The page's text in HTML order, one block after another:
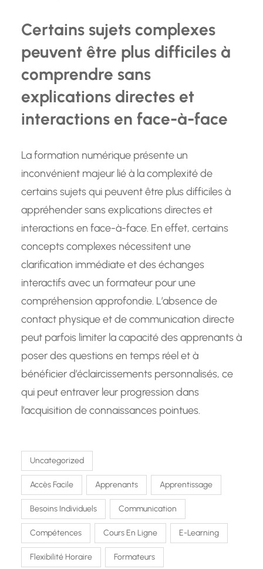
Certains sujets complexes
peuvent être plus difficiles à
comprendre sans
explications directes et
interactions en face-à-face
La formation numérique présente un
inconvénient majeur lié à la complexité de
certains sujets qui peuvent être plus difficiles à
appréhender sans explications directes et
interactions en face-à-face. En effet, certains
concepts complexes nécessitent une
clarification immédiate et des échanges
interactifs avec un formateur pour une
compréhension approfondie. L’absence de
contact physique et de communication directe
peut parfois limiter la capacité des apprenants à
poser des questions en temps réel et à
bénéficier d’éclaircissements personnalisés, ce
qui peut entraver leur progression dans
l’acquisition de connaissances pointues.
Uncategorized
Accès Facile Apprenants Apprentissage
Besoins Individuels Communication
Compétences Cours En Ligne E-Learning
Flexibilité Horaire Formateurs